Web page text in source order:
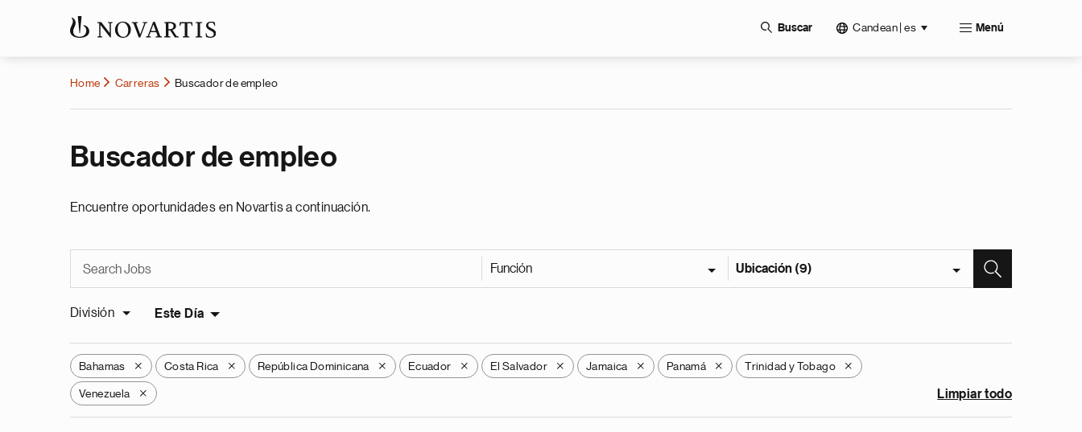
Buscar Candean | es Menú
Home Carreras Buscador de empleo
Buscador de empleo
Encuentre oportunidades en Novartis a continuación.
Función Ubicación (9)
División Este Día
Bahamas X Costa Rica X República Dominicana X Ecuador X El Salvador X Jamaica X Panamá X Trinidad y Tobago X
Venezuela X Limpiar todo